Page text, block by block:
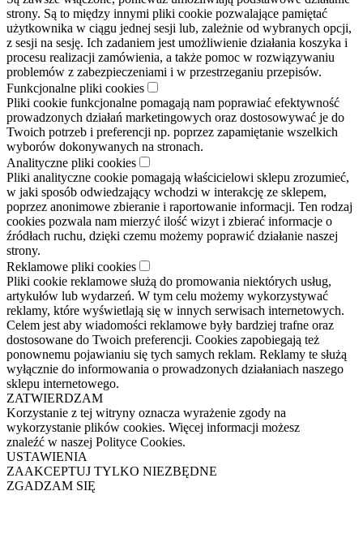
strony. Są to między innymi pliki cookie pozwalające pamiętać
użytkownika w ciągu jednej sesji lub, zależnie od wybranych opcji,
z sesji na sesję. Ich zadaniem jest umożliwienie działania koszyka i
procesu realizacji zamówienia, a także pomoc w rozwiązywaniu
problemów z zabezpieczeniami i w przestrzeganiu przepisów.
Funkcjonalne pliki cookies
Pliki cookie funkcjonalne pomagają nam poprawiać efektywność
prowadzonych działań marketingowych oraz dostosowywać je do
Twoich potrzeb i preferencji np. poprzez zapamiętanie wszelkich
wyborów dokonywanych na stronach.
Analityczne pliki cookies
Pliki analityczne cookie pomagają właścicielowi sklepu zrozumieć,
w jaki sposób odwiedzający wchodzi w interakcję ze sklepem,
poprzez anonimowe zbieranie i raportowanie informacji. Ten rodzaj
cookies pozwala nam mierzyć ilość wizyt i zbierać informacje o
źródłach ruchu, dzięki czemu możemy poprawić działanie naszej
strony.
Reklamowe pliki cookies
Pliki cookie reklamowe służą do promowania niektórych usług,
artykułów lub wydarzeń. W tym celu możemy wykorzystywać
reklamy, które wyświetlają się w innych serwisach internetowych.
Celem jest aby wiadomości reklamowe były bardziej trafne oraz
dostosowane do Twoich preferencji. Cookies zapobiegają też
ponownemu pojawianiu się tych samych reklam. Reklamy te służą
wyłącznie do informowania o prowadzonych działaniach naszego
sklepu internetowego.
ZATWIERDZAM
Korzystanie z tej witryny oznacza wyrażenie zgody na
wykorzystanie plików cookies. Więcej informacji możesz
znaleźć w naszej Polityce Cookies.
USTAWIENIA
ZAAKCEPTUJ TYLKO NIEZBĘDNE
ZGADZAM SIĘ